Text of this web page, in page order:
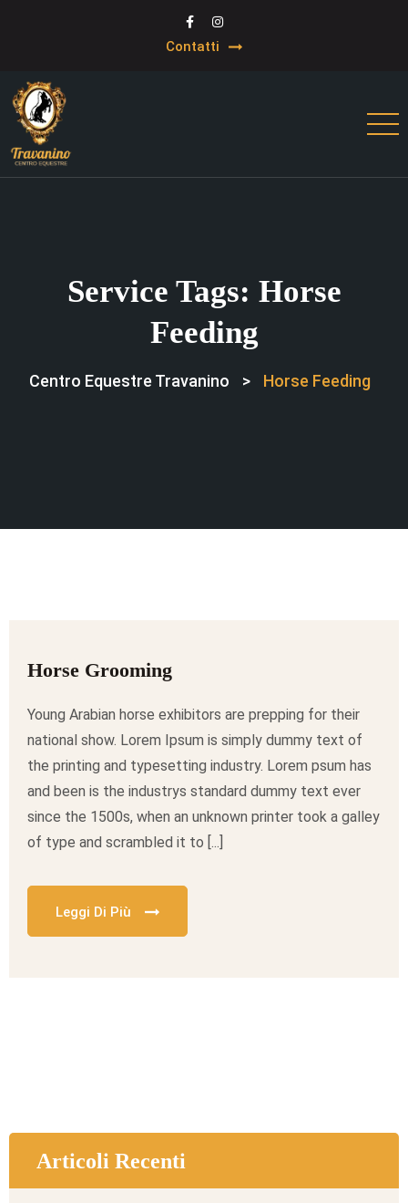
Contatti
Service Tags: Horse
Feeding
Centro Equestre Travanino > Horse Feeding
Horse Grooming
Young Arabian horse exhibitors are prepping for their
national show. Lorem Ipsum is simply dummy text of
the printing and typesetting industry. Lorem psum has
and been is the industrys standard dummy text ever
since the 1500s, when an unknown printer took a galley
of type and scrambled it to [...]
Leggi Di Più
Articoli Recenti